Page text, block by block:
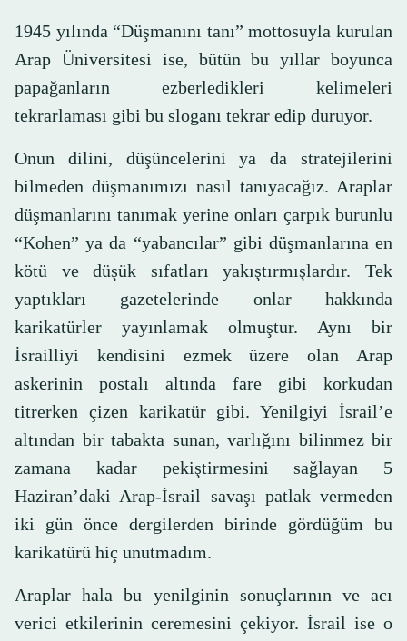
1945 yılında “Düşmanını tanı” mottosuyla kurulan
Arap Üniversitesi ise, bütün bu yıllar boyunca
papağanların ezberledikleri kelimeleri
tekrarlaması gibi bu sloganı tekrar edip duruyor.
Onun dilini, düşüncelerini ya da stratejilerini
bilmeden düşmanımızı nasıl tanıyacağız. Araplar
düşmanlarını tanımak yerine onları çarpık burunlu
“Kohen” ya da “yabancılar” gibi düşmanlarına en
kötü ve düşük sıfatları yakıştırmışlardır. Tek
yaptıkları gazetelerinde onlar hakkında
karikatürler yayınlamak olmuştur. Aynı bir
İsrailliyi kendisini ezmek üzere olan Arap
askerinin postalı altında fare gibi korkudan
titrerken çizen karikatür gibi. Yenilgiyi İsrail’e
altından bir tabakta sunan, varlığını bilinmez bir
zamana kadar pekiştirmesini sağlayan 5
Haziran’daki Arap-İsrail savaşı patlak vermeden
iki gün önce dergilerden birinde gördüğüm bu
karikatürü hiç unutmadım.
Araplar hala bu yenilginin sonuçlarının ve acı
verici etkilerinin ceremesini çekiyor. İsrail ise o